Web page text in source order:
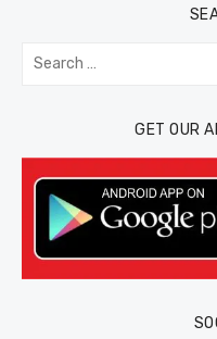
Search
for:
GET OUR